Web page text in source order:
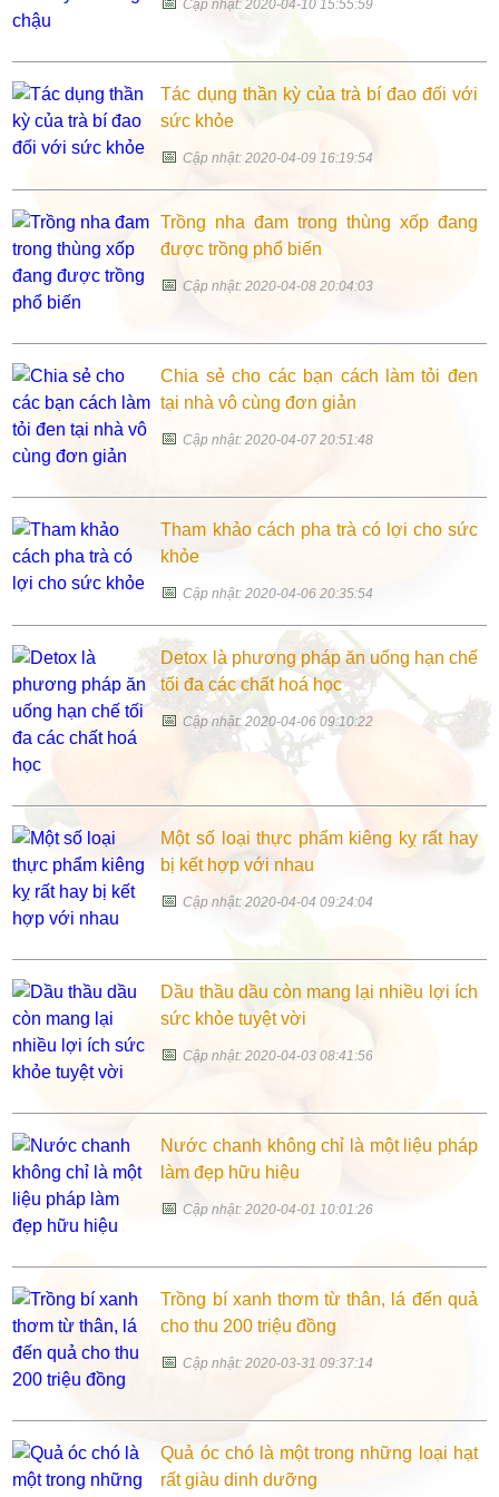
Cập nhật: 2020-04-10 15:55:59
Tác dụng thần kỳ của trà bí đao đối với
sức khỏe
📅Cập nhật: 2020-04-09 16:19:54
Trồng nha đam trong thùng xốp đang
được trồng phổ biến
📅Cập nhật: 2020-04-08 20:04:03
Chia sẻ cho các bạn cách làm tỏi đen
tại nhà vô cùng đơn giản
📅Cập nhật: 2020-04-07 20:51:48
Tham khảo cách pha trà có lợi cho sức
khỏe
📅Cập nhật: 2020-04-06 20:35:54
Detox là phương pháp ăn uống hạn chế
tối đa các chất hoá học
📅Cập nhật: 2020-04-06 09:10:22
Một số loại thực phẩm kiêng kỵ rất hay
bị kết hợp với nhau
📅Cập nhật: 2020-04-04 09:24:04
Dầu thầu dầu còn mang lại nhiều lợi ích
sức khỏe tuyệt vời
📅Cập nhật: 2020-04-03 08:41:56
Nước chanh không chỉ là một liệu pháp
làm đẹp hữu hiệu
📅Cập nhật: 2020-04-01 10:01:26
Trồng bí xanh thơm từ thân, lá đến quả
cho thu 200 triệu đồng
📅Cập nhật: 2020-03-31 09:37:14
Quả óc chó là một trong những loại hạt
rất giàu dinh dưỡng